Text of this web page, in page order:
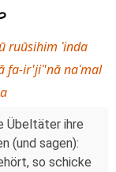
ruūsihim ʿinda
fa-ir'jiʿ'nā naʿmal
Übeltäter ihre
(und sagen):
so schicke